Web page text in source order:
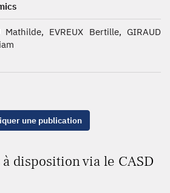
Mathilde, EVREUX Bertille, GIRAUD
une publication
disposition via le CASD